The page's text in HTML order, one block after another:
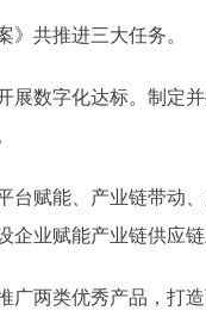
共推进三大任务。
数字化达标。制定并
赋能、产业链带动、
企业赋能产业链供应
两类优秀产品，打造